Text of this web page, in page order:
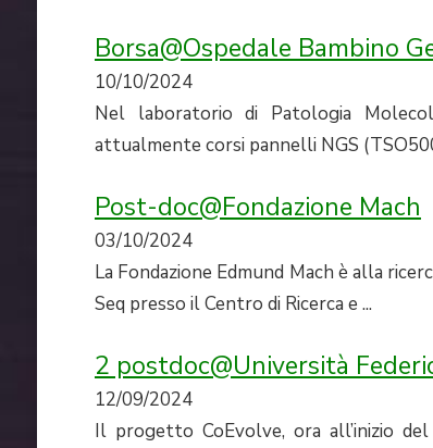
Borsa@Ospedale Bambino
10/10/2024
Nel laboratorio di Patologia
attualmente corsi pannelli NGS
Post-doc@Fondazione Mach
03/10/2024
La Fondazione Edmund Mach è alla
Seq presso il Centro di Ricerca e ...
2 postdoc@Università
12/09/2024
Il progetto CoEvolve, ora all’inizio